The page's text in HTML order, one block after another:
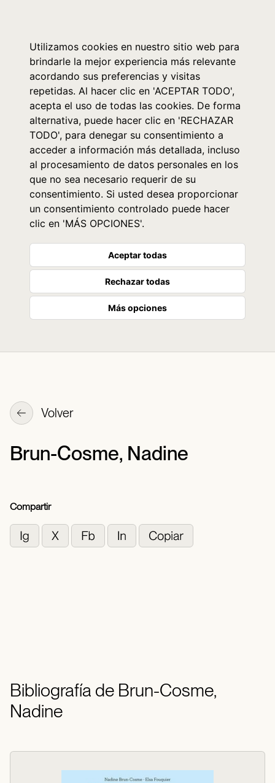
Utilizamos cookies en nuestro sitio web para
brindarle la mejor experiencia más relevante
acordando sus preferencias y visitas
repetidas. Al hacer clic en 'ACEPTAR TODO',
acepta el uso de todas las cookies. De forma
alternativa, puede hacer clic en 'RECHAZAR
TODO', para denegar su consentimiento a
acceder a información más detallada, incluso
al procesamiento de datos personales en los
que no sea necesario requerir de su
consentimiento. Si usted desea proporcionar
un consentimiento controlado puede hacer
clic en 'MÁS OPCIONES'.
Aceptar todas
Rechazar todas
Más opciones
Volver
Brun-Cosme, Nadine
Compartir
Bibliografía de Brun-Cosme,
Nadine